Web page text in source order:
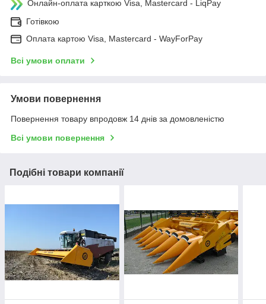
Онлайн-оплата карткою Visa, Mastercard - LiqPay
Готівкою
Оплата картою Visa, Mastercard - WayForPay
Всі умови оплати
Умови повернення
Повернення товару впродовж 14 днів за домовленістю
Всі умови повернення
Подібні товари компанії